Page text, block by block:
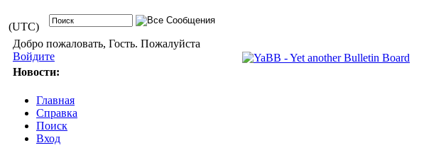
(UTC)
Добро пожаловать, Гость. Пожалуйста
Войдите
Новости:
Главная
Справка
Поиск
Вход